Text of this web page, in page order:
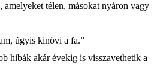
amelyeket télen, másokat nyáron vagy
úgyis kinövi a fa.”
hibák akár évekig is visszavethetik a